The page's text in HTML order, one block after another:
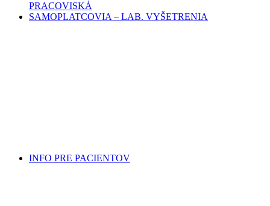
PRACOVISKÁ
SAMOPLATCOVIA – LAB. VYŠETRENIA
INFO PRE PACIENTOV